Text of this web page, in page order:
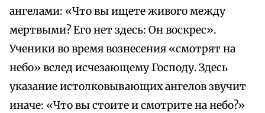
ангелами: «Что вы ищете живого между
мертвыми? Его нет здесь: Он воскрес».
Ученики во время вознесения «смотрят на
небо» вслед исчезающему Господу. Здесь
указание истолковывающих ангелов звучит
иначе: «Что вы стоите и смотрите на небо?»